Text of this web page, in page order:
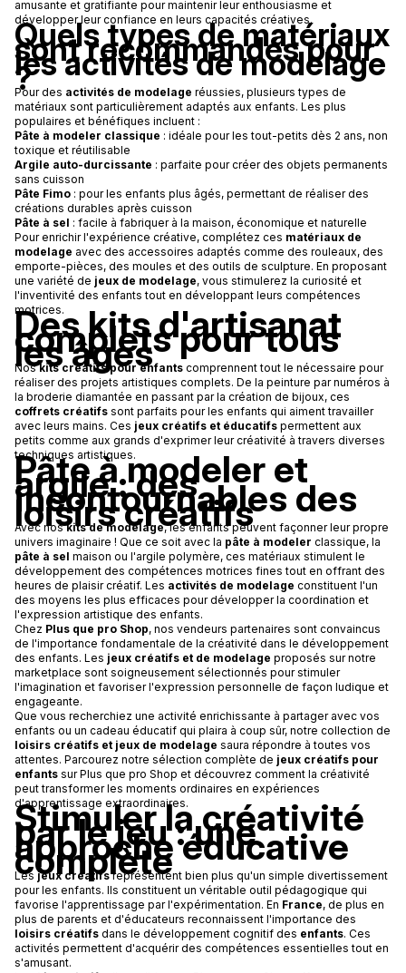
amusante et gratifiante pour maintenir leur enthousiasme et
développer leur confiance en leurs capacités créatives.
Quels types de matériaux
sont recommandés pour
les activités de modelage
?
Pour des activités de modelage réussies, plusieurs types de
matériaux sont particulièrement adaptés aux enfants. Les plus
populaires et bénéfiques incluent :
Pâte à modeler classique : idéale pour les tout-petits dès 2 ans, non
toxique et réutilisable
Argile auto-durcissante : parfaite pour créer des objets permanents
sans cuisson
Pâte Fimo : pour les enfants plus âgés, permettant de réaliser des
créations durables après cuisson
Pâte à sel : facile à fabriquer à la maison, économique et naturelle
Pour enrichir l'expérience créative, complétez ces matériaux de
modelage avec des accessoires adaptés comme des rouleaux, des
emporte-pièces, des moules et des outils de sculpture. En proposant
une variété de jeux de modelage, vous stimulerez la curiosité et
l'inventivité des enfants tout en développant leurs compétences
motrices.
Des kits d'artisanat
complets pour tous
les âges
Noskits créatifs pour enfants comprennent tout le nécessaire pour
réaliser des projets artistiques complets. De la peinture par numéros à
la broderie diamantée en passant par la création de bijoux, ces
coffrets créatifs sont parfaits pour les enfants qui aiment travailler
avec leurs mains. Ces jeux créatifs et éducatifs permettent aux
petits comme aux grands d'exprimer leur créativité à travers diverses
techniques artistiques.
Pâte à modeler et
argile : des
incontournables des
loisirs créatifs
Avec noskits de modelage, les enfants peuvent façonner leur propre
univers imaginaire ! Que ce soit avec la pâte à modeler classique, la
pâte à sel maison ou l'argile polymère, ces matériaux stimulent le
développement des compétences motrices fines tout en offrant des
heures de plaisir créatif. Les activités de modelage constituent l'un
des moyens les plus efficaces pour développer la coordination et
l'expression artistique des enfants.
Chez Plus que pro Shop, nos vendeurs partenaires sont convaincus
de l'importance fondamentale de la créativité dans le développement
des enfants. Les jeux créatifs et de modelage proposés sur notre
marketplace sont soigneusement sélectionnés pour stimuler
l'imagination et favoriser l'expression personnelle de façon ludique et
engageante.
Que vous recherchiez une activité enrichissante à partager avec vos
enfants ou un cadeau éducatif qui plaira à coup sûr, notre collection de
loisirs créatifs et jeux de modelage saura répondre à toutes vos
attentes. Parcourez notre sélection complète de jeux créatifs pour
enfants sur Plus que pro Shop et découvrez comment la créativité
peut transformer les moments ordinaires en expériences
d'apprentissage extraordinaires.
Stimuler la créativité
par le jeu : une
approche éducative
complète
Les jeux créatifsreprésentent bien plus qu'un simple divertissement
pour les enfants. Ils constituent un véritable outil pédagogique qui
favorise l'apprentissage par l'expérimentation. En France, de plus en
plus de parents et d'éducateurs reconnaissent l'importance des
loisirs créatifs dans le développement cognitif des enfants. Ces
activités permettent d'acquérir des compétences essentielles tout en
s'amusant.